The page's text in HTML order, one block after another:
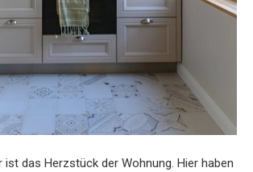
ist das Herzstück der Wohnung. Hier haben